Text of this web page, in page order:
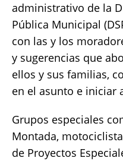
administrativo de la
Pública Municipal
con las y los
y sugerencias que
ellos y sus familias,
en el asunto e iniciar
Grupos especiales
Montada,
de Proyectos